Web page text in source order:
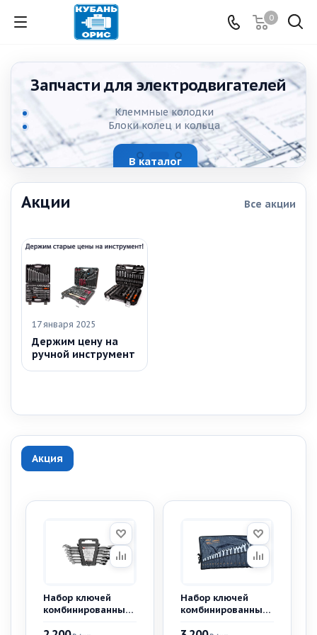
0
Запчасти для электродвигателей
Клеммные колодки
Блоки колец и кольца
Кожухи электродвигателя
Коробки выводов
Крыльчатки
Подшипники
В каталог
Акции Все акции
17 января 2025
Держим цену на
ручной инструмент
Акция
Набор ключей
комбинированных
Набор ключей
комбинированных